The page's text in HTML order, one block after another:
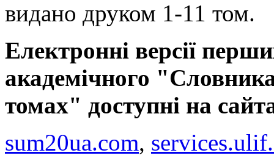
видано друком 1-11 том.
Електронні версії
академічного
томах" доступні на
sum20ua.com,